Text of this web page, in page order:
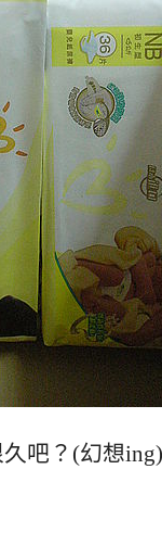
吧？(幻想ing)